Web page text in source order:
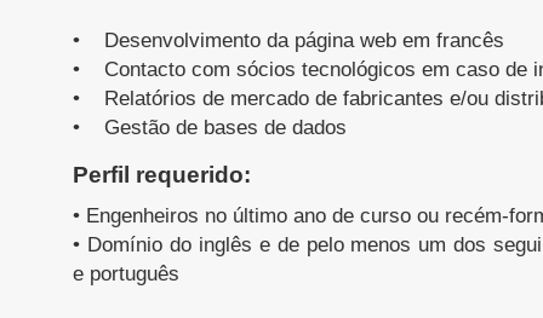
• Desenvolvimento da página web em francês
• Contacto com sócios tecnológicos em caso de
• Relatórios de mercado de fabricantes e/ou
• Gestão de bases de dados
Perfil requerido:
• Engenheiros no último ano de curso ou recém-
• Domínio do inglês e de pelo menos um dos
e português